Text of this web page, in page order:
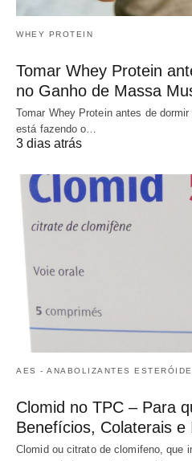
WHEY PROTEIN
Tomar Whey Protein
no Ganho de Massa
Tomar Whey Protein antes de
está fazendo o…
3 dias atrás
AES - ANABOLIZANTES
Clomid no TPC – Para
Benefícios, Colaterais e
Clomid ou citrato de clomifeno, que